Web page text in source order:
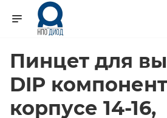
Пинцет для
DIP
корпусе 14-16,